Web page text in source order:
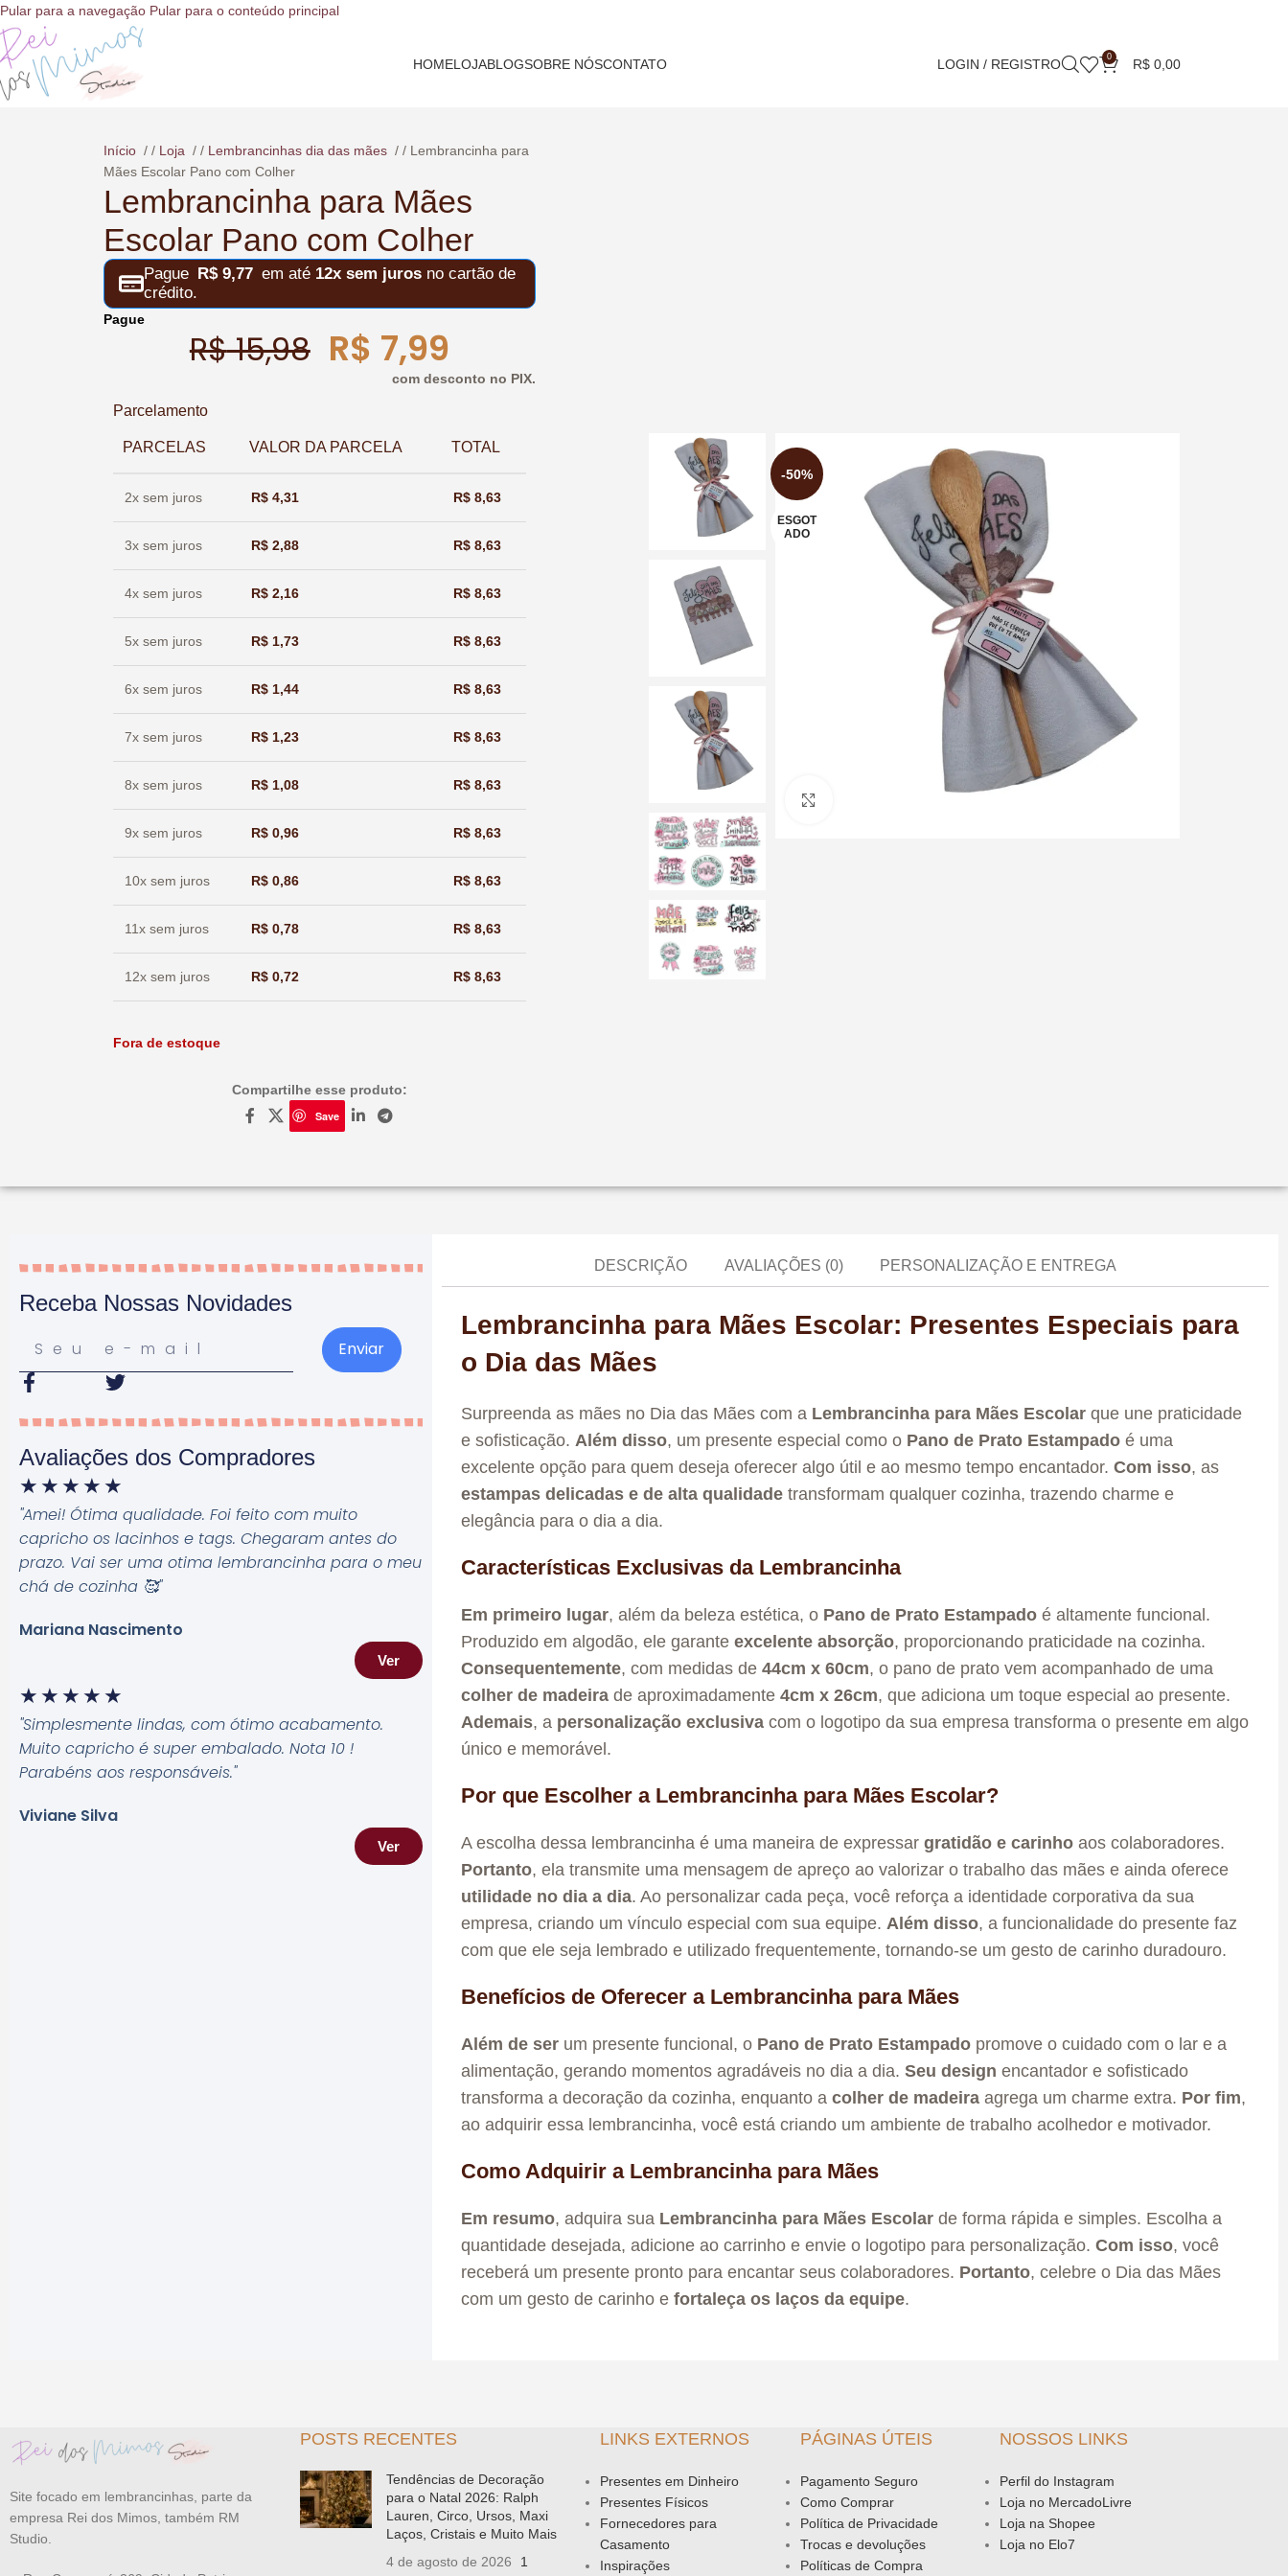
conteúdo
Pular para a navegação Pular para o conteúdo principal
HOMELOJABLOGSOBRE NÓSCONTATO LOGIN / REGISTRO 0 R$ 0,00
Início / Loja / Lembrancinhas dia das mães /
Lembrancinha para
Mães Escolar Pano com Colher
Lembrancinha para Mães
Escolar Pano com Colher
Pague R$9,77 em até 12x sem jurosno cartão de
crédito.
Pague
R$15,98 R$ 7,99
com desconto no PIX.
Parcelamento
PARCELAS VALOR DA PARCELA TOTAL
2x sem juros R$4,31 R$8,63
3x sem juros R$2,88 R$8,63
4x sem juros R$2,16 R$8,63
5x sem juros R$1,73 R$8,63
6x sem juros R$1,44 R$8,63
7x sem juros R$1,23 R$8,63
8x sem juros R$1,08 R$8,63
9x sem juros R$0,96 R$8,63
10x sem juros R$0,86 R$8,63
11x sem juros R$0,78 R$8,63
12x sem juros R$0,72 R$8,63
Fora de estoque
Compartilhe esse produto:
Save
-50%
ESGOT
ADO
Receba Nossas Novidades
Enviar
Avaliações dos Compradores
★ ★ ★ ★ ★
"Amei! Ótima qualidade. Foi feito com muito
capricho os lacinhos e tags. Chegaram antes do
prazo. Vai ser uma otima lembrancinha para o meu
chá de cozinha 🥰"
Mariana Nascimento
Ver
★ ★ ★ ★ ★
"Simplesmente lindas, com ótimo acabamento.
Muito capricho é super embalado. Nota 10 !
Parabéns aos responsáveis."
Viviane Silva
Ver
DESCRIÇÃO AVALIAÇÕES (0) PERSONALIZAÇÃO E ENTREGA
Lembrancinha para Mães Escolar: Presentes Especiais para
o Dia das Mães
Surpreenda as mães no Dia das Mães com a Lembrancinha para Mães Escolar que une praticidade
e sofisticação. Além disso, um presente especial como o Pano de Prato Estampado é uma
excelente opção para quem deseja oferecer algo útil e ao mesmo tempo encantador.Com isso, as
estampas delicadas e de alta qualidade transformam qualquer cozinha, trazendo charme e
elegância para o dia a dia.
Características Exclusivas da Lembrancinha
Em primeiro lugar, além da beleza estética, o Pano de Prato Estampado é altamente funcional.
Produzido em algodão, ele garanteexcelente absorção, proporcionando praticidade na cozinha.
Consequentemente, com medidas de44cm x 60cm, o pano de prato vem acompanhado de uma
colher de madeira de aproximadamente4cm x 26cm, que adiciona um toque especial ao presente.
Ademais, a personalização exclusiva com o logotipo da sua empresa transforma o presente em algo
único e memorável.
Por que Escolher a Lembrancinha para Mães Escolar?
A escolha dessa lembrancinha é uma maneira de expressargratidão e carinho aos colaboradores.
Portanto, ela transmite uma mensagem de apreço ao valorizar o trabalho das mães e ainda oferece
utilidade no dia a dia. Ao personalizar cada peça, você reforça a identidade corporativa da sua
empresa, criando um vínculo especial com sua equipe. Além disso, a funcionalidade do presente faz
com que ele seja lembrado e utilizado frequentemente, tornando-se um gesto de carinho duradouro.
Benefícios de Oferecer a Lembrancinha para Mães
Além de ser um presente funcional, o Pano de Prato Estampado promove o cuidado com o lar e a
alimentação, gerando momentos agradáveis no dia a dia.Seu design encantador e sofisticado
transforma a decoração da cozinha, enquanto acolher de madeira agrega um charme extra. Por fim,
ao adquirir essa lembrancinha, você está criando um ambiente de trabalho acolhedor e motivador.
Como Adquirir a Lembrancinha para Mães
Em resumo, adquira sua Lembrancinha para Mães Escolar de forma rápida e simples. Escolha a
quantidade desejada, adicione ao carrinho e envie o logotipo para personalização.Com isso, você
receberá um presente pronto para encantar seus colaboradores. Portanto, celebre o Dia das Mães
com um gesto de carinho efortaleça os laços da equipe.
Site focado em lembrancinhas, parte da
empresa Rei dos Mimos, também RM
Studio.
POSTS RECENTES
Tendências de Decoração
para o Natal 2026: Ralph
Lauren, Circo, Ursos, Maxi
Laços, Cristais e Muito Mais
4 de agosto de 2026
1
LINKS EXTERNOS
Presentes em Dinheiro
Presentes Físicos
Fornecedores para
Casamento
Inspirações
PÁGINAS ÚTEIS
Pagamento Seguro
Como Comprar
Política de Privacidade
Trocas e devoluções
Políticas de Compra
NOSSOS LINKS
Perfil do Instagram
Loja no MercadoLivre
Loja na Shopee
Loja no Elo7